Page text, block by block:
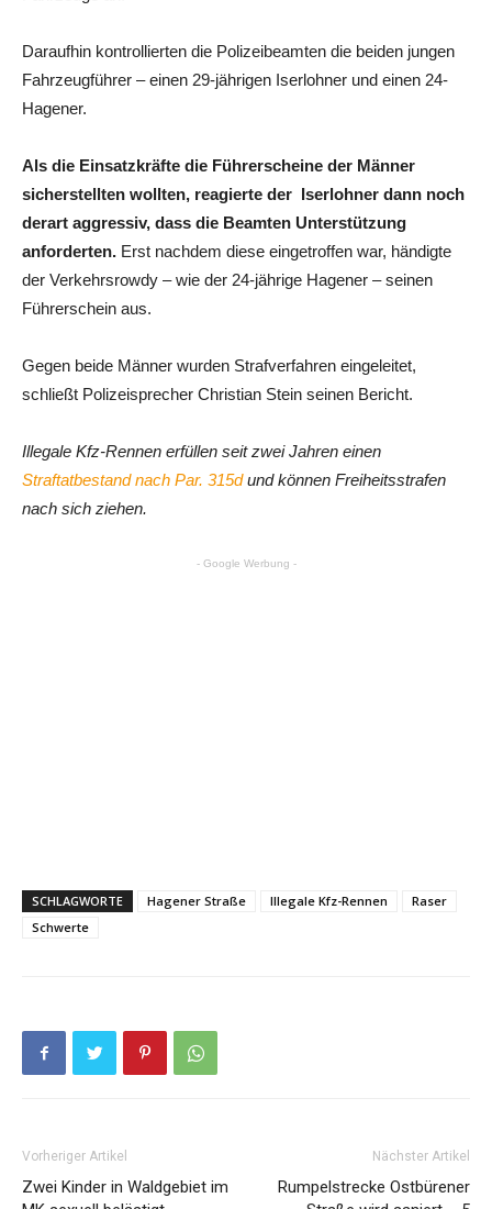
Daraufhin kontrollierten die Polizeibeamten die beiden jungen
Fahrzeugführer – einen 29-jährigen Iserlohner und einen 24-
Hagener.
Als die Einsatzkräfte die Führerscheine der Männer
sicherstellten wollten, reagierte der Iserlohner dann noch
derart aggressiv, dass die Beamten Unterstützung
anforderten. Erst nachdem diese eingetroffen war, händigte
der Verkehrsrowdy – wie der 24-jährige Hagener – seinen
Führerschein aus.
Gegen beide Männer wurden Strafverfahren eingeleitet,
schließt Polizeisprecher Christian Stein seinen Bericht.
Illegale Kfz-Rennen erfüllen seit zwei Jahren einen
Straftatbestand nach Par. 315dund können Freiheitsstrafen
nach sich ziehen.
- Google Werbung -
SCHLAGWORTE Hagener Straße Illegale Kfz-Rennen
Raser
Schwerte
Vorheriger Artikel
Zwei Kinder in Waldgebiet im
Nächster Artikel
Rumpelstrecke Ostbürener